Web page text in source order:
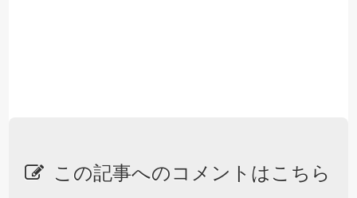
この記事へのコメントはこちら